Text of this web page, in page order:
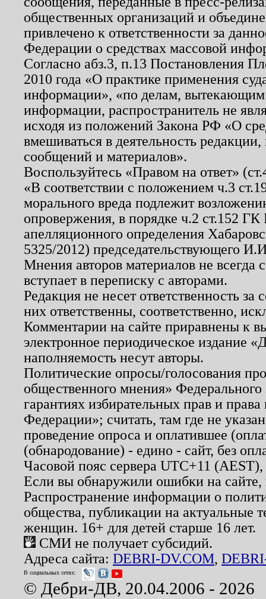
общественных организаций и
привлечено к ответственности за
Федерации о средствах массовой
Согласно абз.3, п.13 Постановления
2010 года «О практике применения
информации», «по делам, вытекающим
информации, распространитель не
исходя из положений Закона РФ «О
вмешиваться в деятельность
сообщений и материалов».
Воспользуйтесь «Правом на ответ»
«В соответствии с положением ч.3
морального вреда подлежит
опровержения, в порядке ч.2 ст.152
апелляционного определения
5325/2012) председательствующего
Мнения авторов материалов не
вступает в переписку с авторами.
Редакция не несет ответственность
них ответственны, соответственно,
Комментарии на сайте приравнены к
электронное периодическое издание
наполняемость несут авторы.
Политические опросы/голосования
общественного мнения»
гарантиях избирательных прав и
Федерации»; считать, там где не
проведение опроса и оплатившее
(обнародование) - едино - сайт, без
Часовой пояс сервера UTC+11
Если вы обнаружили ошибки на
Распространение информации о
общества, публикации на актуальные
женщин. 16+ для детей старше 16 лет.
СМИ не получает субсидий.
Адреса сайта: DEBRI-DV.COM,
В социальных сетях:
© Дебри-ДВ, 20.04.2006 - 2026